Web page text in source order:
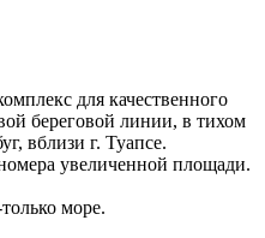
для качественного
береговой линии, в тихом
вблизи г. Туапсе.
увеличенной площади.
море.